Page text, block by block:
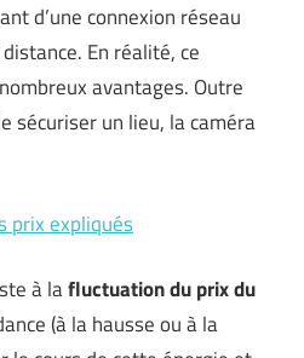
d’une connexion réseau
En réalité, ce
avantages. Outre
sécuriser un lieu, la caméra
prix expliqués
à lafluctuation du prix du
(à la hausse ou à la